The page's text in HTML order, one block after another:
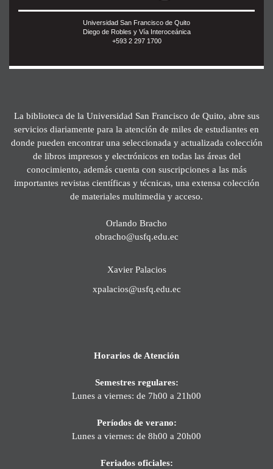
Universidad San Francisco de Quito
Diego de Robles y Vía Interoceánica
+593 2 297 1700
La biblioteca de la Universidad San Francisco de Quito, abre sus
servicios diariamente para la atención de miles de estudiantes en
donde pueden encontrar una seleccionada y actualizada colección
de libros impresos y electrónicos en todas las áreas del
conocimiento, además cuenta con suscripciones a las más
importantes revistas científicas y técnicas, una extensa colección
de materiales multimedia y acceso.
Orlando Bracho
obracho@usfq.edu.ec
Xavier Palacios
xpalacios@usfq.edu.ec
Horarios de Atención
Semestres regulares:
Lunes a viernes: de 7h00 a 21h00
Períodos de verano:
Lunes a viernes: de 8h00 a 20h00
Feriados oficiales: